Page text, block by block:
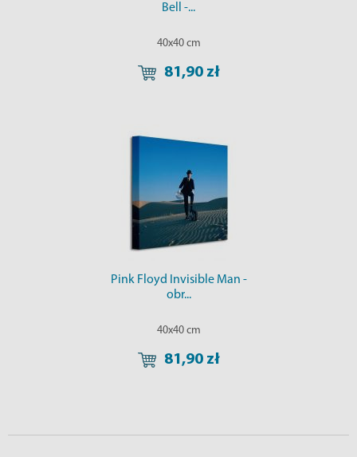
Bell -...
40x40 cm
81,90 zł
Pink Floyd Invisible Man -
obr...
40x40 cm
81,90 zł